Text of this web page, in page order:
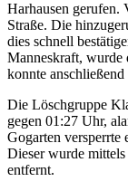
Harhausen gerufen.
Straße. Die
dies schnell
Manneskraft, wurde
konnte
Die Löschgruppe
gegen 01:27 Uhr,
Gogarten versperrte
Dieser wurde
entfernt.